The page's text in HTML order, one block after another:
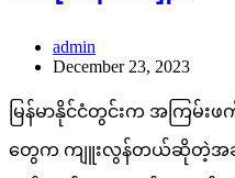
admin
December 23, 2023
မြန်မာနိုင်ငံတွင်းက အကြမ်းဖ
တွေက ကျူးလွန်တယ်ဆိုတဲ့အချ